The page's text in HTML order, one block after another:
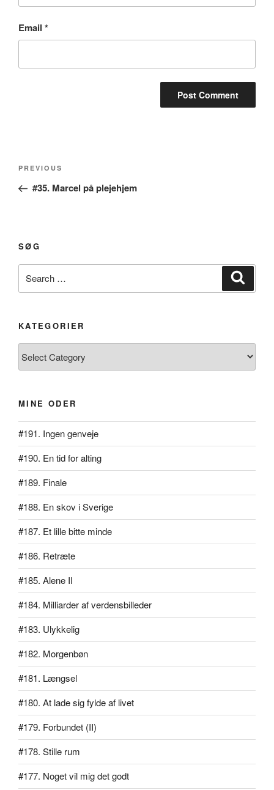
Email *
Post
Previous
Post
PREVIOUS
#35. Marcel på plejehjem
SØG
for:
KATEGORIER
MINE ODER
#191. Ingen genveje
#190. En tid for alting
#189. Finale
#188. En skov i Sverige
#187. Et lille bitte minde
#186. Retræte
#185. Alene II
#184. Milliarder af verdensbilleder
#183. Ulykkelig
#182. Morgenbøn
#181. Længsel
#180. At lade sig fylde af livet
#179. Forbundet (II)
#178. Stille rum
#177. Noget vil mig det godt